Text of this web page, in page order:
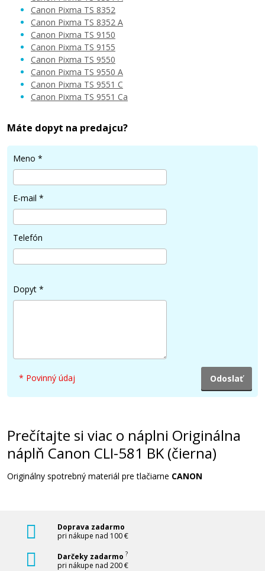
Pridať do košíka
Kompatibilná náplň s Canon PGI-580PGBK
XXL (čierna)
Kompatibilná náplň
Pridať do košíka
Kompatibilná náplň
Pridať do košíka
Sada kompatibilných náplní s Canon CLI-
Canon Pixma TS 8352
Canon Pixma TS 8352 A
Canon Pixma TS 9150
Canon Pixma TS 9155
Canon Pixma TS 9550
Canon Pixma TS 9550 A
Canon Pixma TS 9551 C
Canon Pixma TS 9551 Ca
Máte dopyt na predajcu?
Meno *
E-mail *
Telefón
Dopyt *
* Povinný údaj
Prečítajte si viac o náplni Originálna
náplň Canon CLI-581 BK (čierna)
Originálny spotrebný materiál pre tlačiarne CANON
Doprava zadarmo
pri nákupe nad 100 €
Darčeky zadarmo ?
pri nákupe nad 200 €